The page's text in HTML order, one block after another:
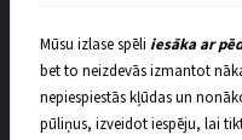
Mūsu izlase spēli iesāka ar
bet to neizdevās izmantot
nepiespiestās kļūdas un
pūliņus, izveidot iespēju, lai